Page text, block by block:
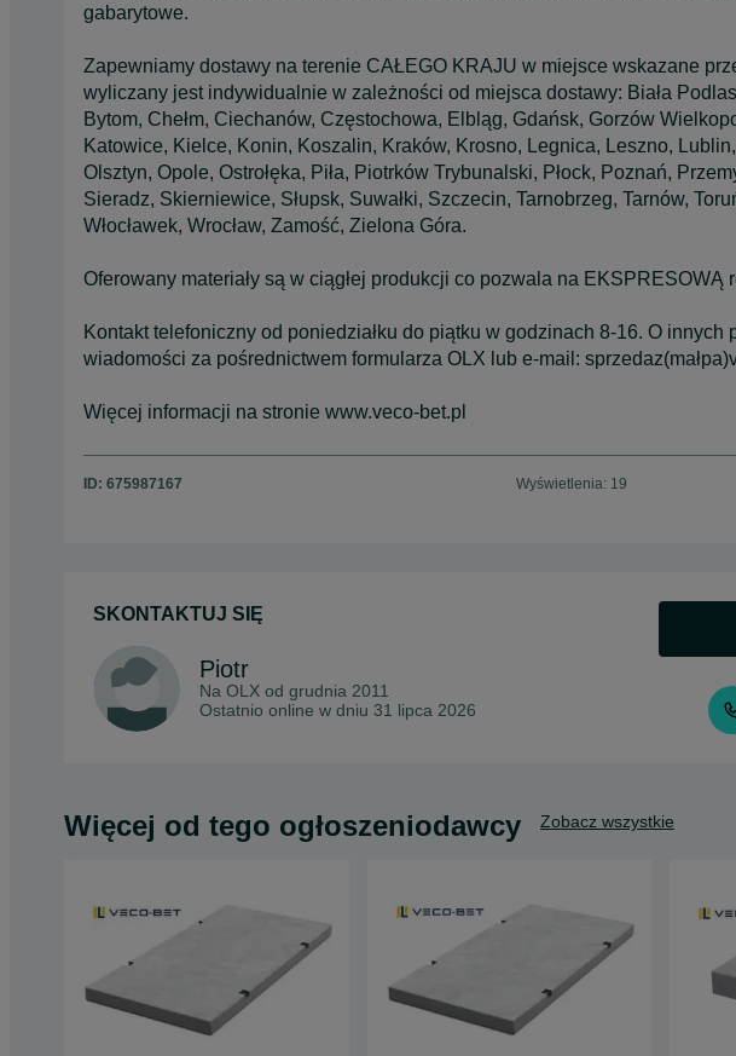
gabarytowe.
Zapewniamy dostawy na terenie CAŁEGO KRAJU w miejsce wskazane
wyliczany jest indywidualnie w zależności od miejsca dostawy: Biała
Bytom, Chełm, Ciechanów, Częstochowa, Elbląg, Gdańsk, Gorzów
Katowice, Kielce, Konin, Koszalin, Kraków, Krosno, Legnica, Leszno,
Olsztyn, Opole, Ostrołęka, Piła, Piotrków Trybunalski, Płock, Poznań,
Sieradz, Skierniewice, Słupsk, Suwałki, Szczecin, Tarnobrzeg, Tarnów,
Włocławek, Wrocław, Zamość, Zielona Góra.
Oferowany materiały są w ciągłej produkcji co pozwala na EKSPRESOWĄ
Kontakt telefoniczny od poniedziałku do piątku w godzinach 8-16. O innych
wiadomości za pośrednictwem formularza OLX lub e-mail:
Więcej informacji na stronie www.veco-bet.pl
ID: 675987167 Wyświetlenia: 19
SKONTAKTUJ SIĘ
Piotr
Na OLX od grudnia 2011
Ostatnio online w dniu 31 lipca 2026
Więcej od tego ogłoszeniodawcy Zobacz wszystkie